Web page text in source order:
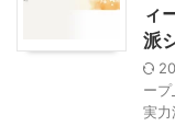
ィ
派
ー
実力